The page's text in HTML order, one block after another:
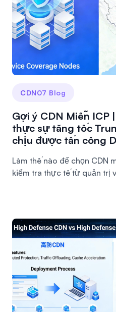
CDN07 Blog
Gợi ý CDN Miễn ICP
thực sự tăng tốc
chịu được tấn công
Làm thế nào để chọn CDN
kiểm tra thực tế từ quản trị